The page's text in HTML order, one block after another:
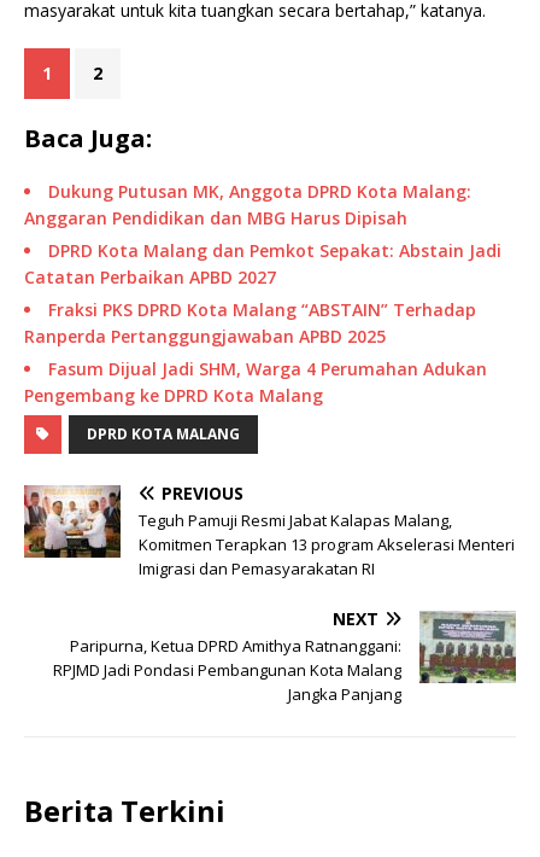
masyarakat untuk kita tuangkan secara bertahap,” katanya.
1 2
Baca Juga:
Dukung Putusan MK, Anggota DPRD Kota Malang:
Anggaran Pendidikan dan MBG Harus Dipisah
DPRD Kota Malang dan Pemkot Sepakat: Abstain Jadi
Catatan Perbaikan APBD 2027
Fraksi PKS DPRD Kota Malang “ABSTAIN” Terhadap
Ranperda Pertanggungjawaban APBD 2025
Fasum Dijual Jadi SHM, Warga 4 Perumahan Adukan
Pengembang ke DPRD Kota Malang
DPRD KOTA MALANG
PREVIOUS
Teguh Pamuji Resmi Jabat Kalapas Malang,
Komitmen Terapkan 13 program Akselerasi Menteri
Imigrasi dan Pemasyarakatan RI
NEXT
Paripurna, Ketua DPRD Amithya Ratnanggani:
RPJMD Jadi Pondasi Pembangunan Kota Malang
Jangka Panjang
Berita Terkini